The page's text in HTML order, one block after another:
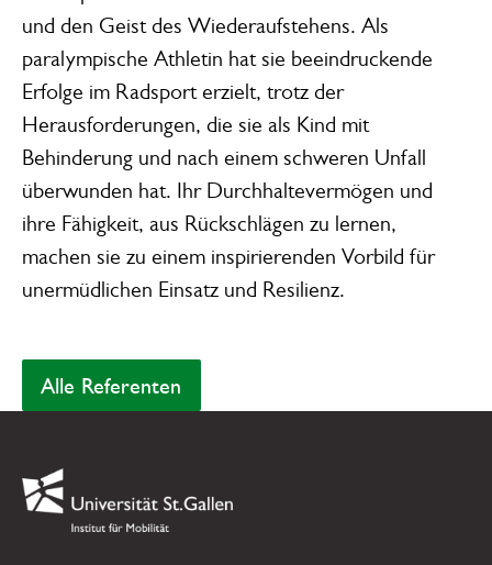
und den Geist des Wiederaufstehens. Als
paralympische Athletin hat sie beeindruckende
Erfolge im Radsport erzielt, trotz der
Herausforderungen, die sie als Kind mit
Behinderung und nach einem schweren Unfall
überwunden hat. Ihr Durchhaltevermögen und
ihre Fähigkeit, aus Rückschlägen zu lernen,
machen sie zu einem inspirierenden Vorbild für
unermüdlichen Einsatz und Resilienz.
Alle Referenten
Link zur Startseite